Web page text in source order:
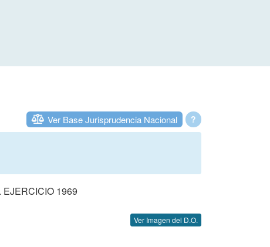
?
Ver Base Jurisprudencia Nacional
1969
Ver Imagen del D.O.